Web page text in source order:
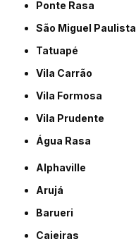
Ponte Rasa
São Miguel Paulista
Tatuapé
Vila Carrão
Vila Formosa
Vila Prudente
Água Rasa
Alphaville
Arujá
Barueri
Caieiras